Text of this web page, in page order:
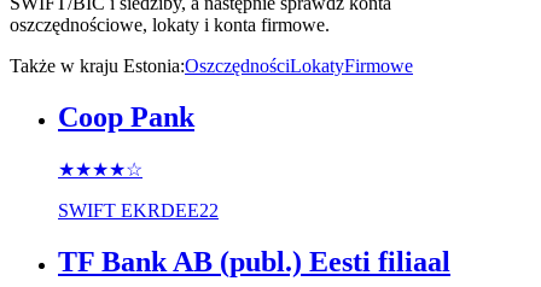
oszczędnościowe, lokaty i konta firmowe.
Także w kraju Estonia:OszczędnościLokatyFirmowe
Coop Pank
★★★★☆
SWIFT EKRDEE22
TF Bank AB (publ.) Eesti filiaal